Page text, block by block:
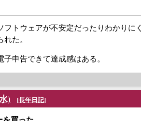
フトウェアが不安定だったりわかり
れた。
子申告できて達成感はある。
) [長年日記]